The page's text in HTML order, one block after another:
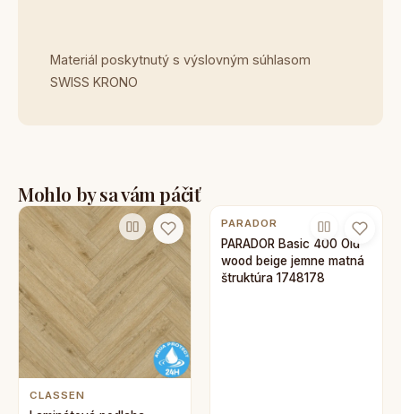
Materiál poskytnutý s výslovným súhlasom
SWISS KRONO
Mohlo by sa vám páčiť
CLASSEN
PARADOR
PARADOR Basic 400 Old
wood beige jemne matná
štruktúra 1748178